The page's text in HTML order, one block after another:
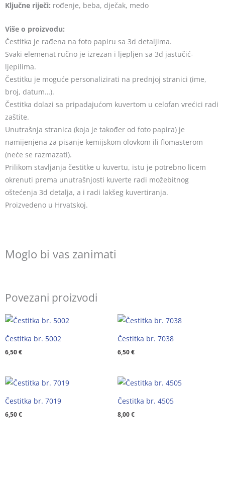
Ključne riječi: rođenje, beba, dječak, medo
Više o proizvodu:
Čestitka je rađena na foto papiru sa 3d detaljima.
Svaki elemenat ručno je izrezan i ljepljen sa 3d jastučić-
ljepilima.
Čestitku je moguće personalizirati na prednjoj stranici (ime,
broj, datum…).
Čestitka dolazi sa pripadajućom kuvertom u celofan vrećici radi
zaštite.
Unutrašnja stranica (koja je također od foto papira) je
namijenjena za pisanje kemijskom olovkom ili flomasterom
(neće se razmazati).
Prilikom stavljanja čestitke u kuvertu, istu je potrebno licem
okrenuti prema unutrašnjosti kuverte radi možebitnog
oštećenja 3d detalja, a i radi lakšeg kuvertiranja.
Proizvedeno u Hrvatskoj.
Moglo bi vas zanimati
Povezani proizvodi
Čestitka br. 5002
6,50€
Čestitka br. 7038
6,50€
Čestitka br. 7019
6,50€
Čestitka br. 4505
8,00€